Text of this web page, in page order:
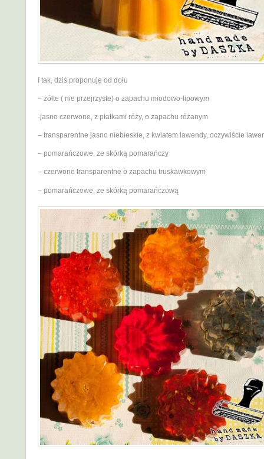
I tak, dziś proponuję od dołu
– żółte ( nie przejrzyste) o zapachu miodowo-lipowym
-jasno czerwone, z płatkami róży, o zapachu różanym
– transparentne jasno niebieskie, z kwiatem lawendy, oczywiście
– pomarańczowe, ze skórką pomarańczy
– czerwone transparentne o zapachu truskawkowym
– pomarańczowe, ze skórką pomarańczową